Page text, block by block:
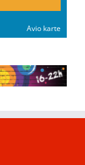
Avio karte